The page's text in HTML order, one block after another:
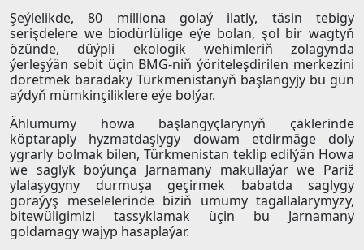
Şeýlelikde, 80 milliona golaý ilatly, täsin tebigy
serişdelere we biodürlülige eýe bolan, şol bir wagtyň
özünde, düýpli ekologik wehimleriň zolagynda
ýerleşýän sebit üçin BMG-niň ýöriteleşdirilen merkezini
döretmek baradaky Türkmenistanyň başlangyjy bu gün
aýdyň mümkinçiliklere eýe bolýar.
Ählumumy howa başlangyçlarynyň çäklerinde
köptaraply hyzmatdaşlygy dowam etdirmäge doly
ygrarly bolmak bilen, Türkmenistan teklip edilýän Howa
we saglyk boýunça Jarnamany makullaýar we Pariž
ylalaşygyny durmuşa geçirmek babatda saglygy
goraýyş meselelerinde biziň umumy tagallalarymyzy,
bitewüligimizi tassyklamak üçin bu Jarnamany
goldamagy wajyp hasaplaýar.